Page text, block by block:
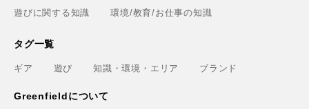
遊びに関する知識
環境/教育/お仕事の知識
タグ一覧
ギア 遊び 知識・環境・エリア ブランド
Greenfieldについて